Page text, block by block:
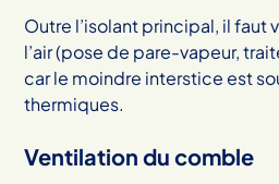
Outre l’isolant principal, il faut
l’air (pose de pare-vapeur,
car le moindre interstice est
thermiques.
Ventilation du comble